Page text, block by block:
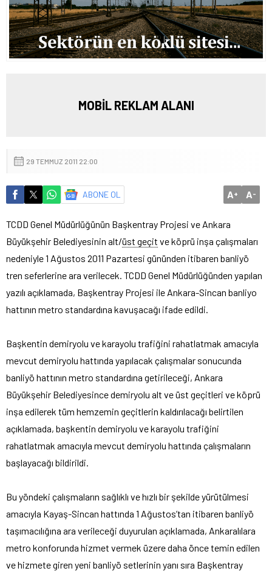
MOBİL REKLAM ALANI
29 TEMMUZ 2011 22:00
ABONE OL A+ A-
TCDD Genel Müdürlüğünün Başkentray Projesi ve Ankara
Büyükşehir Belediyesinin alt/üst geçit ve köprü inşa çalışmaları
nedeniyle 1 Ağustos 2011 Pazartesi gününden itibaren banliyö
tren seferlerine ara verilecek. TCDD Genel Müdürlüğünden yapılan
yazılı açıklamada, Başkentray Projesi ile Ankara-Sincan banliyo
hattının metro standardına kavuşacağı ifade edildi.
Başkentin demiryolu ve karayolu trafiğini rahatlatmak amacıyla
mevcut demiryolu hattında yapılacak çalışmalar sonucunda
banliyö hattının metro standardına getirileceği, Ankara
Büyükşehir Belediyesince demiryolu alt ve üst geçitleri ve köprü
inşa edilerek tüm hemzemin geçitlerin kaldırılacağı belirtilen
açıklamada, başkentin demiryolu ve karayolu trafiğini
rahatlatmak amacıyla mevcut demiryolu hattında çalışmaların
başlayacağı bildirildi.
Bu yöndeki çalışmaların sağlıklı ve hızlı bir şekilde yürütülmesi
amacıyla Kayaş-Sincan hattında 1 Ağustos’tan itibaren banliyö
taşımacılığına ara verileceği duyurulan açıklamada, Ankaralılara
metro konforunda hizmet vermek üzere daha önce temin edilen
ve hizmete giren yeni banliyö setlerinin yanı sıra Başkentray